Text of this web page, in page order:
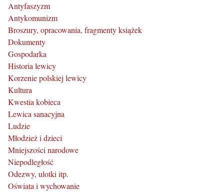
Antyfaszyzm
Antykomunizm
Broszury, opracowania, fragmenty książek
Dokumenty
Gospodarka
Historia lewicy
Korzenie polskiej lewicy
Kultura
Kwestia kobieca
Lewica sanacyjna
Ludzie
Młodzież i dzieci
Mniejszości narodowe
Niepodległość
Odezwy, ulotki itp.
Oświata i wychowanie